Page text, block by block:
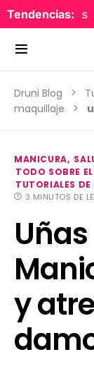
Tendencias:
Druni Blog
maquillaje
MANICURA
TODO SOBRE
TUTORIALES
3 MINUTOS DE
y